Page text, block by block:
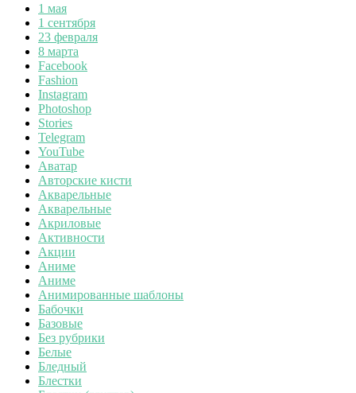
1 мая
1 сентября
23 февраля
8 марта
Facebook
Fashion
Instagram
Photoshop
Stories
Telegram
YouTube
Аватар
Авторские кисти
Акварельные
Акварельные
Акриловые
Активности
Акции
Аниме
Аниме
Анимированные шаблоны
Бабочки
Базовые
Без рубрики
Белые
Бледный
Блестки